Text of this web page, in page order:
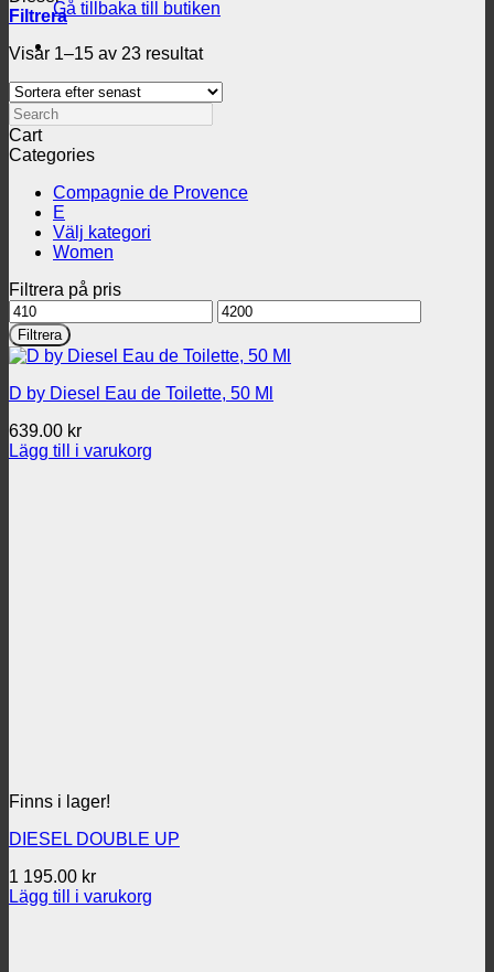
Gå tillbaka till butiken
Filtrera
Visar 1–15 av 23 resultatSortera
senaste
Search
Cart
Categories
Compagnie de Provence
E
Välj kategori
Women
Filtrera på pris
Min
pris
Max
pris
Filtrera
D by Diesel Eau de Toilette, 50 Ml
639.00 kr
Lägg till i varukorg
Finns i lager!
DIESEL DOUBLE UP
1 195.00 kr
Lägg till i varukorg